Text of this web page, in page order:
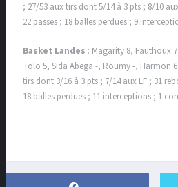
; 27/53 aux tirs dont 5/14 à 3 pts ; 8/10
22 passes ; 18 balles perdues ; 9
Basket Landes : Magarity 8, Fauthoux
Tolo 5, Sida Abega -, Roumy -, Harmon
tirs dont 3/16 à 3 pts ; 7/14 aux LF ; 31
18 balles perdues ; 11 interceptions ; 1